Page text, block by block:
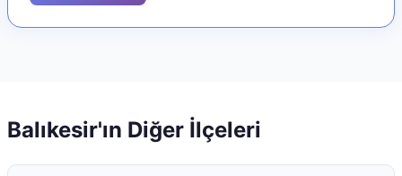
Balıkesir'ın Diğer İlçeleri